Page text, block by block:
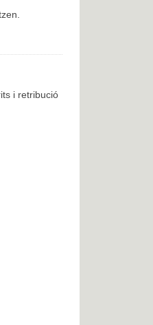
i retribució